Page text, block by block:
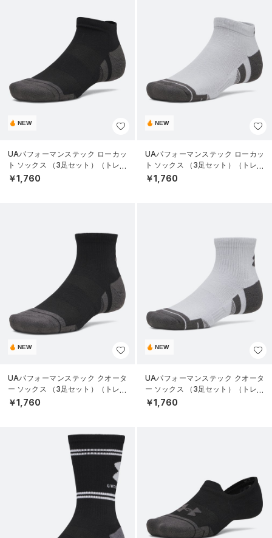
NEW
UAパフォーマンステック ローカッ
ト ソックス （3足セット）（トレー
ニング/UNISEX）
￥1,760
NEW
UAパフォーマンステック ローカッ
ト ソックス （3足セット）（トレー
ニング/UNISEX）
￥1,760
NEW
UAパフォーマンステック クオータ
ー ソックス （3足セット）（トレー
ニング/UNISEX）
￥1,760
NEW
UAパフォーマンステック クオータ
ー ソックス （3足セット）（トレー
ニング/UNISEX）
￥1,760